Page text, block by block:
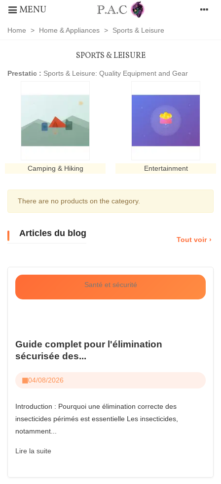
MENU
Home > Home & Appliances > Sports & Leisure
SPORTS & LEISURE
Prestatic : Sports & Leisure: Quality Equipment and Gear
Camping & Hiking Entertainment
There are no products on the category.
Articles du blog
Tout voir
Santé et sécurité
Guide complet pour l'élimination
sécurisée des...
04/08/2026
Introduction : Pourquoi une élimination correcte des
insecticides périmés est essentielle Les insecticides,
notamment...
Lire la suite